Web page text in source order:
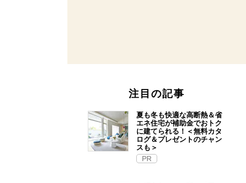
注目の記事
夏も冬も快適な高断熱＆省
エネ住宅が補助金でおトク
に建てられる！＜無料カタ
ログ＆プレゼントのチャン
スも＞
PR